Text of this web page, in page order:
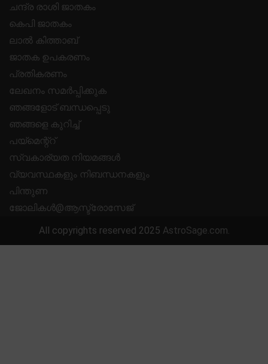
ചന്ദ്ര രാശി ജാതകം
കെപി ജാതകം
ലാൽ കിത്താബ്
ജാതക ഉപകരണം
പ്രതികരണം
ലേഖനം സമർപ്പിക്കുക
ഞങ്ങളോട് ബന്ധപ്പെടു
ഞങ്ങളെ കുറിച്ച്
പയ്മെന്റ്റ്
സ്വകാര്യത നിയമങ്ങൾ
വ്യവസ്ഥകളും നിബന്ധനകളും
പിന്തുണ
ജോലികൾ@ആസ്ട്രോസേജ്
All copyrights reserved 2025 AstroSage.com.